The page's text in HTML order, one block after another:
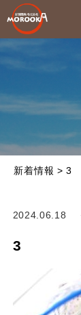
新着情報 > 3
2024.06.18
3